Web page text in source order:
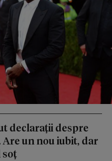
declarații despre
Are un nou iubit, dar
soț